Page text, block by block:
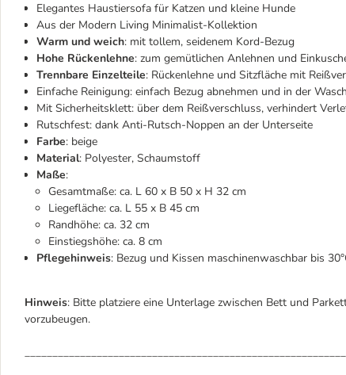
Elegantes Haustiersofa für Katzen und kleine Hunde
Aus der Modern Living Minimalist-Kollektion
Warm und weich: mit tollem, seidenem Kord-Bezug
Hohe Rückenlehne: zum gemütlichen Anlehnen und
Trennbare Einzelteile: Rückenlehne und Sitzfläche mit
Einfache Reinigung: einfach Bezug abnehmen und in der
Mit Sicherheitsklett: über dem Reißverschluss, verhindert
Rutschfest: dank Anti-Rutsch-Noppen an der Unterseite
Farbe: beige
Material: Polyester, Schaumstoff
Maße:
Gesamtmaße: ca. L 60 x B 50 x H 32 cm
Liegefläche: ca. L 55 x B 45 cm
Randhöhe: ca. 32 cm
Einstiegshöhe: ca. 8 cm
Pflegehinweis: Bezug und Kissen maschinenwaschbar bis
Hinweis: Bitte platziere eine Unterlage zwischen Bett und
vorzubeugen.